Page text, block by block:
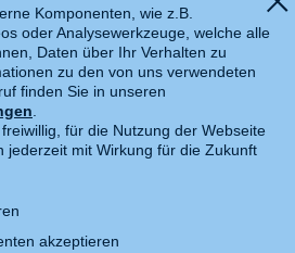
Komponenten, wie z.B.
oder Analysewerkzeuge, welche alle
Daten über Ihr Verhalten zu
zu den von uns verwendeten
finden Sie in unseren
.
für die Nutzung der Webseite
jederzeit mit Wirkung für die Zukunft
akzeptieren